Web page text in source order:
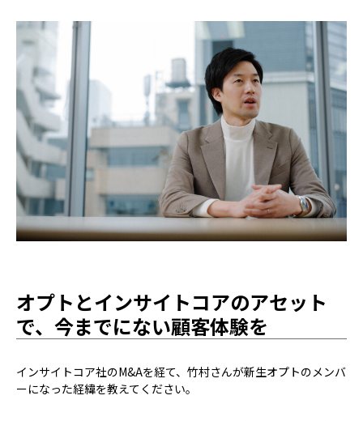
オプトとインサイトコアのアセット
で、今までにない顧客体験を
――インサイトコア社のM&Aを経て、竹村さんが新生オプトのメンバ
ーになった経緯を教えてください。